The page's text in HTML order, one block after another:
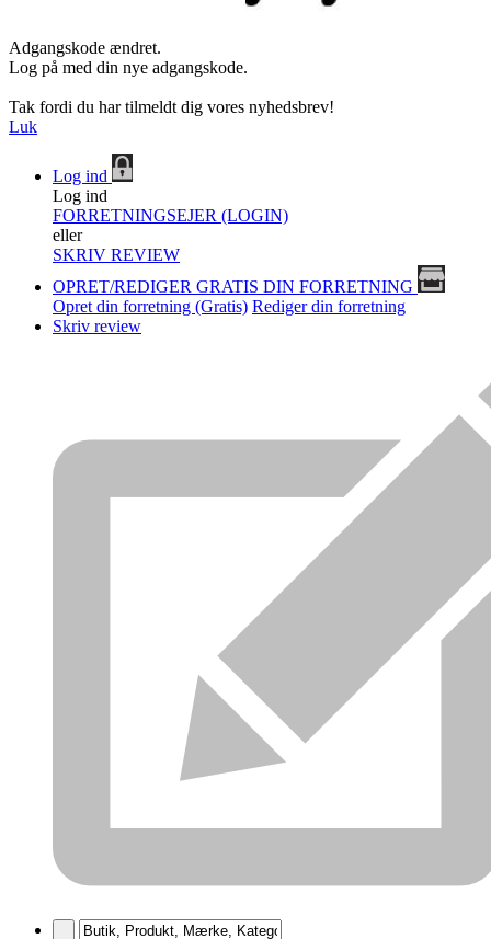
Adgangskode ændret.
Log på med din nye adgangskode.
Tak fordi du har tilmeldt dig vores nyhedsbrev!
Luk
Log ind
Log ind
FORRETNINGSEJER (LOGIN)
eller
SKRIV REVIEW
OPRET/REDIGER GRATIS DIN FORRETNING
Opret din forretning (Gratis) Rediger din forretning
Skriv review